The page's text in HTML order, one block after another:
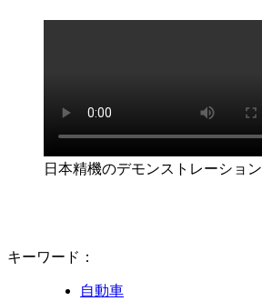
日本精機のデモンストレーション
キーワード：
自動車